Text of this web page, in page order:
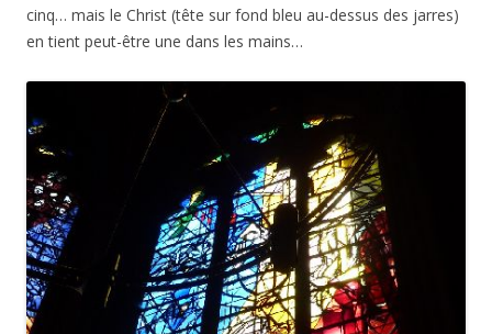
cinq… mais le Christ (tête sur fond bleu au-dessus des jarres)
en tient peut-être une dans les mains…